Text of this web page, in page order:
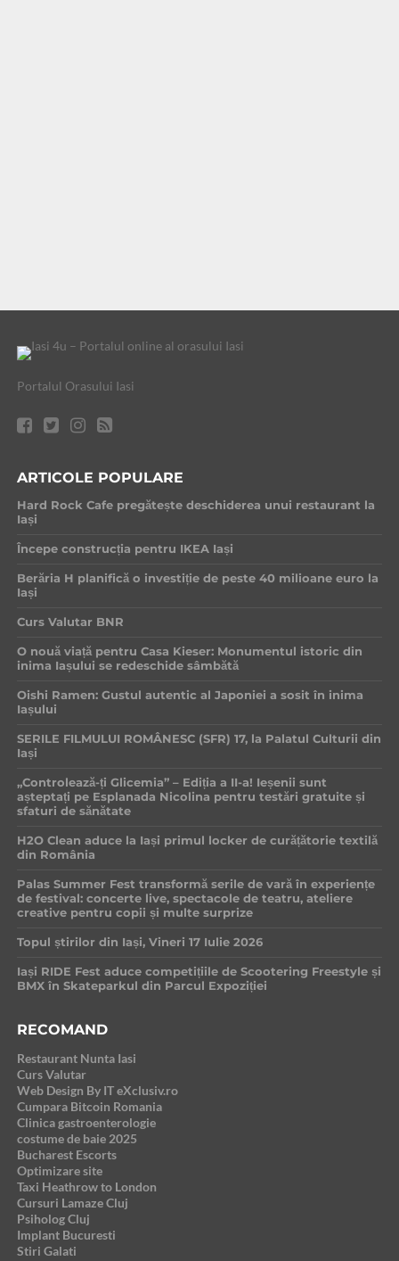
Portalul Orasului Iasi
ARTICOLE POPULARE
Hard Rock Cafe pregătește deschiderea unui restaurant la
Iași
Începe construcția pentru IKEA Iași
Berăria H planifică o investiție de peste 40 milioane euro la
Iași
Curs Valutar BNR
O nouă viață pentru Casa Kieser: Monumentul istoric din
inima Iașului se redeschide sâmbătă
Oishi Ramen: Gustul autentic al Japoniei a sosit în inima
Iașului
SERILE FILMULUI ROMÂNESC (SFR) 17, la Palatul Culturii din
Iași
„Controlează-ți Glicemia” – Ediția a II-a! Ieșenii sunt
așteptați pe Esplanada Nicolina pentru testări gratuite și
sfaturi de sănătate
H2O Clean aduce la Iași primul locker de curățătorie textilă
din România
Palas Summer Fest transformă serile de vară în experiențe
de festival: concerte live, spectacole de teatru, ateliere
creative pentru copii și multe surprize
Topul știrilor din Iași, Vineri 17 Iulie 2026
Iași RIDE Fest aduce competițiile de Scootering Freestyle și
BMX în Skateparkul din Parcul Expoziției
RECOMAND
Restaurant Nunta Iasi
Curs Valutar
Web Design By IT eXclusiv.ro
Cumpara Bitcoin Romania
Clinica gastroenterologie
costume de baie 2025
Bucharest Escorts
Optimizare site
Taxi Heathrow to London
Cursuri Lamaze Cluj
Psiholog Cluj
Implant Bucuresti
Stiri Galati